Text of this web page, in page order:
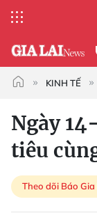
KINH TẾ
Ngày
tiêu
Theo dõi Báo Gia